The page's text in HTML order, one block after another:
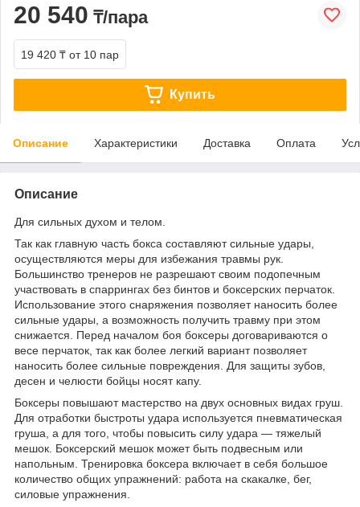
20 540 ₸/пара
19 420 ₸ от 10 пар
Купить
Описание Характеристики Доставка Оплата
Описание
Для сильных духом и телом.
Так как главную часть бокса составляют сильные удары,
осуществляются меры для избежания травмы рук.
Большинство тренеров не разрешают своим подопечным
участвовать в спаррингах без бинтов и боксерских перчаток.
Использование этого снаряжения позволяет наносить более
сильные удары, а возможность получить травму при этом
снижается. Перед началом боя боксеры договариваются о
весе перчаток, так как более легкий вариант позволяет
наносить более сильные повреждения. Для защиты зубов,
десен и челюсти бойцы носят капу.
Боксеры повышают мастерство на двух основных видах груш.
Для отработки быстроты удара используется пневматическая
груша, а для того, чтобы повысить силу удара — тяжелый
мешок. Боксерский мешок может быть подвесным или
напольным. Тренировка боксера включает в себя большое
количество общих упражнений: работа на скакалке, бег,
силовые упражнения.